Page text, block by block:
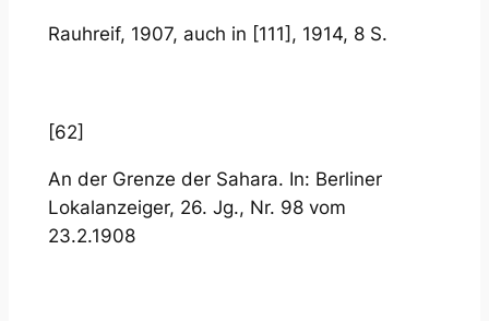
Rauhreif, 1907, auch in [111], 1914, 8 S.
[62]
An der Grenze der Sahara. In: Berliner
Lokalanzeiger, 26. Jg., Nr. 98 vom
23.2.1908